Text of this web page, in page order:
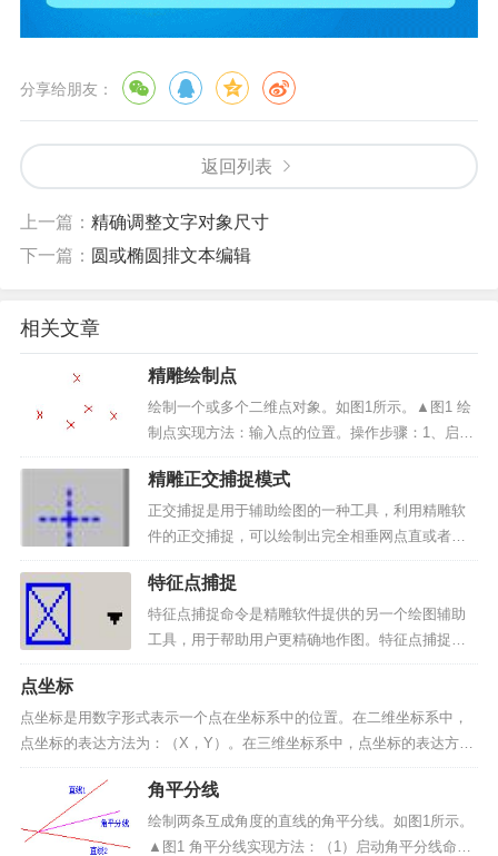
分享给朋友：
返回列表
上一篇： 精确调整文字对象尺寸
下一篇： 圆或椭圆排文本编辑
相关文章
精雕绘制点
绘制一个或多个二维点对象。如图1所示。▲图1 绘
制点实现方法：输入点的位置。操作步骤：1、启动
绘制点命令：点击“曲线绘制”->“点”菜单项或绘制工
具条中按钮。2、输入点：输入要绘制点的位置。可
完成多个点的绘制，单击右键结束命...
精雕正交捕捉模式
正交捕捉是用于辅助绘图的一种工具，利用精雕软
件的正交捕捉，可以绘制出完全相垂网点直或者相
互平行的直线，特别是在许多绘制需要完全垂直和
平行的情况下，这种方式更能显示其优势。采用下
面方法可切换正交的开启与关闭：1、单击菜单栏中
的“视图/正交捕捉...
特征点捕捉
特征点捕捉命令是精雕软件提供的另一个绘图辅助
工具，用于帮助用户更精确地作图。特征点捕捉也
即我们通常所说的自动导航。采用下面方法可切换
“视图/自动导航”菜单命令，即可切换自动捕捉的开
关。2）单击工...
点坐标
点坐标是用数字形式表示一个点在坐标系中的位置。在二维坐标系中，
点坐标的表达方法为：（X，Y）。在三维坐标系中，点坐标的表达方法
为：（X，Y，Z）。其中 X 表示 X 轴坐标值，Y 表示 Y 轴坐标值，Z
表示 Z 轴坐标值。注意：在精雕软件...
角平分线
绘制两条互成角度的直线的角平分线。如图1所示。
▲图1 角平分线实现方法：（1）启动角平分线命